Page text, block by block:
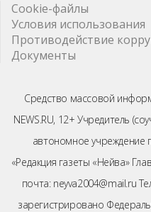
Cookie-файлы
Условия использования
Противодействие
Документы
Средство массовой
NEWS.RU, 12+ Учредитель
автономное учреждение
«Редакция газеты «Нейва»
почта: neyva2004@mail.ru
зарегистрировано